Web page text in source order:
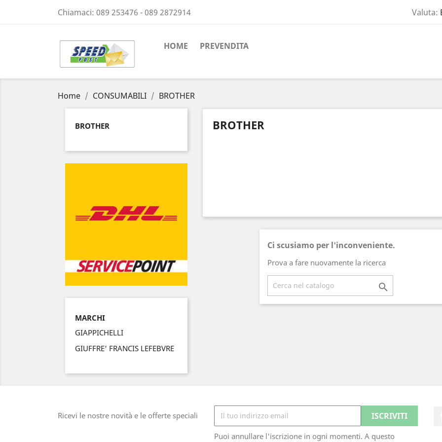
Chiamaci: 089 253476 - 089 2872914 Valuta:
HOME PREVENDITA
Home CONSUMABILI BROTHER
BROTHER
MARCHI
GIAPPICHELLI
GIUFFRE' FRANCIS LEFEBVRE
BROTHER
Ci scusiamo per l'inconveniente.
Prova a fare nuovamente la ricerca

Ricevi le nostre novità e le offerte speciali
Puoi annullare l'iscrizione in ogni momenti. A questo